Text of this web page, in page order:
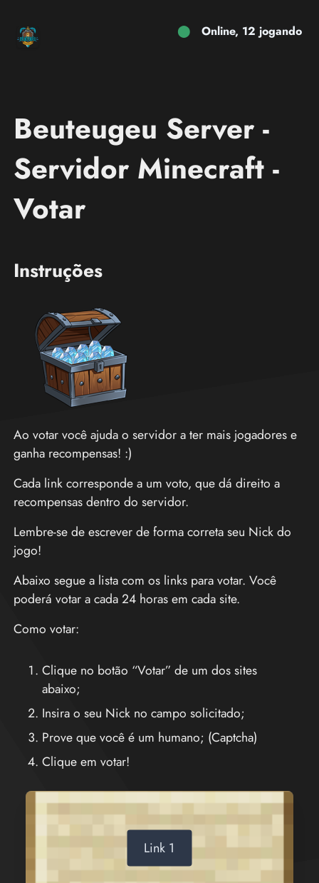
⬤ Online, 12 jogando
Beuteugeu Server -
Servidor Minecraft -
Votar
Instruções
Ao votar você ajuda o servidor a ter mais jogadores e
ganha recompensas! :)
Cada link corresponde a um voto, que dá direito a
recompensas dentro do servidor.
Lembre-se de escrever de forma correta seu Nick do
jogo!
Abaixo segue a lista com os links para votar. Você
poderá votar a cada 24 horas em cada site.
Como votar:
Clique no botão “Votar” de um dos sites
abaixo;
Insira o seu Nick no campo solicitado;
Prove que você é um humano; (Captcha)
Clique em votar!
Link 1